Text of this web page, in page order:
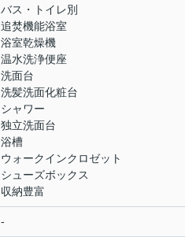
バス・トイレ別
追焚機能浴室
浴室乾燥機
温水洗浄便座
洗面台
洗髪洗面化粧台
シャワー
独立洗面台
浴槽
ウォークインクロゼット
シューズボックス
収納豊富
-